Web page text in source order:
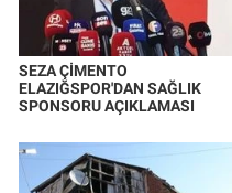
SEZA ÇİMENTO
ELAZIĞSPOR'DAN SAĞLIK
SPONSORU AÇIKLAMASI